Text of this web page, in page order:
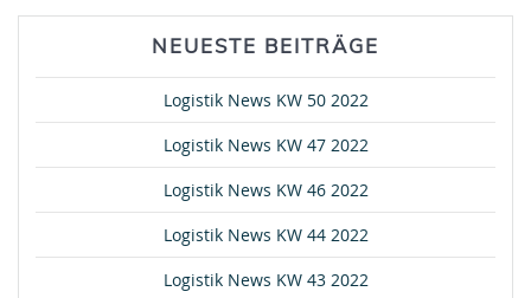
NEUESTE BEITRÄGE
Logistik News KW 50 2022
Logistik News KW 47 2022
Logistik News KW 46 2022
Logistik News KW 44 2022
Logistik News KW 43 2022